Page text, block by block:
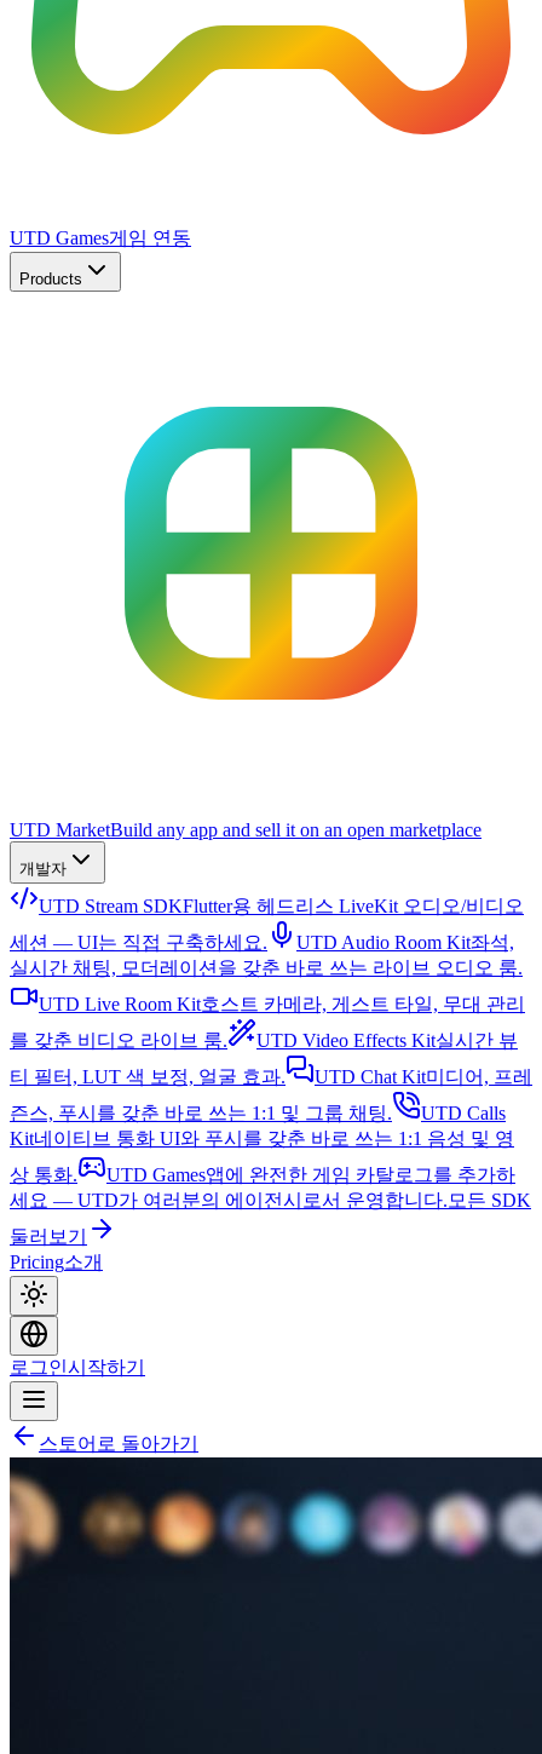
UTD Games게임 연동
Products
UTD MarketBuild any app and sell it on an open marketplace
개발자
UTD Stream SDKFlutter용 헤드리스 LiveKit 오디오/비디오
세션 — UI는 직접 구축하세요.
UTD Audio Room Kit좌석,
실시간 채팅, 모더레이션을 갖춘 바로 쓰는 라이브 오디오 룸.
UTD Live Room Kit호스트 카메라, 게스트 타일, 무대 관리
를 갖춘 비디오 라이브 룸.
UTD Video Effects Kit실시간 뷰
티 필터, LUT 색 보정, 얼굴 효과.
UTD Chat Kit미디어, 프레
즌스, 푸시를 갖춘 바로 쓰는 1:1 및 그룹 채팅.
UTD Calls
Kit네이티브 통화 UI와 푸시를 갖춘 바로 쓰는 1:1 음성 및 영
상 통화.
UTD Games앱에 완전한 게임 카탈로그를 추가하
세요 — UTD가 여러분의 에이전시로서 운영합니다. 모든 SDK
둘러보기
Pricing소개
로그인시작하기
스토어로 돌아가기